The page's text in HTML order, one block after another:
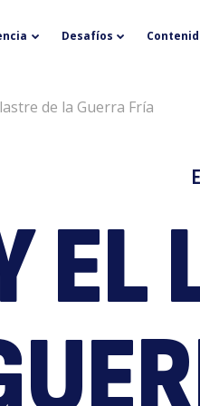
Desafíos
de la Guerra Fría
EL